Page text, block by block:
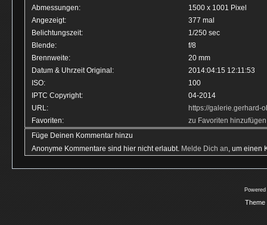
Abmessungen:
1500 x 1001 Pixel
Angezeigt:
377 mal
Belichtungszeit:
1/250 sec
Blende:
f/8
Brennweite:
20 mm
Datum & Uhrzeit Original:
2014:04:15 12:11:53
ISO:
100
IPTC Copyright:
04-2014
URL:
https://galerie.gerhard-
Favoriten:
zu Favoriten hinzufügen
Füge Deinen Kommentar hinzu
Anonyme Kommentare sind hier nicht erlaubt. Melde Dich an, um einen
Theme